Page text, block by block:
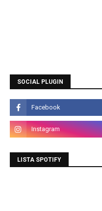
SOCIAL PLUGIN
LISTA SPOTIFY